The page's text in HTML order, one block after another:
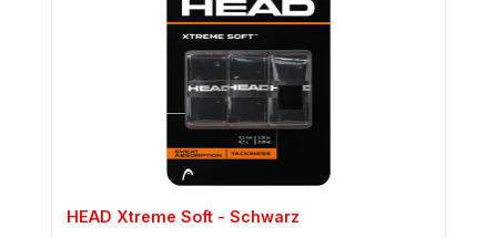
HEAD Xtreme Soft - Schwarz